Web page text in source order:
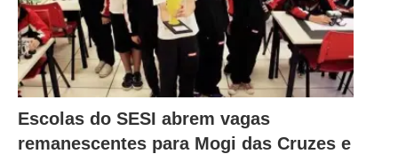
Escolas do SESI abrem vagas
remanescentes para Mogi das Cruzes e